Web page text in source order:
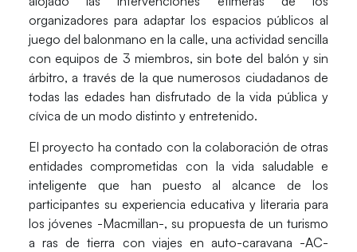
organizadores para adaptar los espacios públicos al
juego del balonmano en la calle, una actividad sencilla
con equipos de 3 miembros, sin bote del balón y sin
árbitro, a través de la que numerosos ciudadanos de
todas las edades han disfrutado de la vida pública y
cívica de un modo distinto y entretenido.
El proyecto ha contado con la colaboración de otras
entidades comprometidas con la vida saludable e
inteligente que han puesto al alcance de los
participantes su experiencia educativa y literaria para
los jóvenes -Macmillan-, su propuesta de un turismo
a ras de tierra con viajes en auto-caravana -AC-